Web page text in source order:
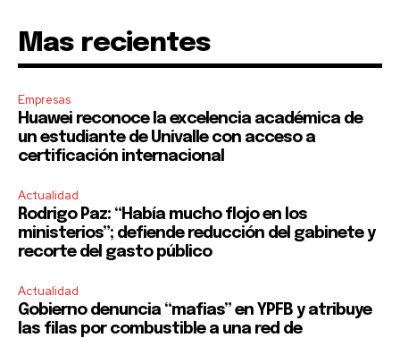
Mas recientes
Empresas
Huawei reconoce la excelencia académica de
un estudiante de Univalle con acceso a
certificación internacional
Actualidad
Rodrigo Paz: “Había mucho flojo en los
ministerios”; defiende reducción del gabinete y
recorte del gasto público
Actualidad
Gobierno denuncia “mafias” en YPFB y atribuye
las filas por combustible a una red de